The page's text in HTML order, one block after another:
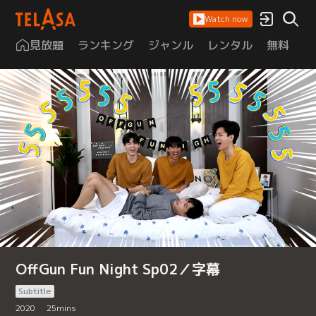
Watch now
見放題 ランキング ジャンル レンタル 無料
OffGun Fun Night Sp02／字幕
Subtitle
2020
25mins